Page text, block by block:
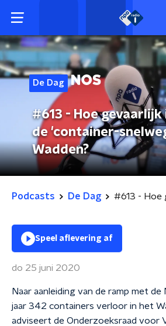
De Dag
#613 - Hoe gevaarlijk
de 'container-
Wadden?
Podcasts De Dag
Speel aflevering af
do 25 juni 2020
Naar aanleiding van de ramp met
jaar 342 containers verloor in het
adviseert de Onderzoeksraad voor